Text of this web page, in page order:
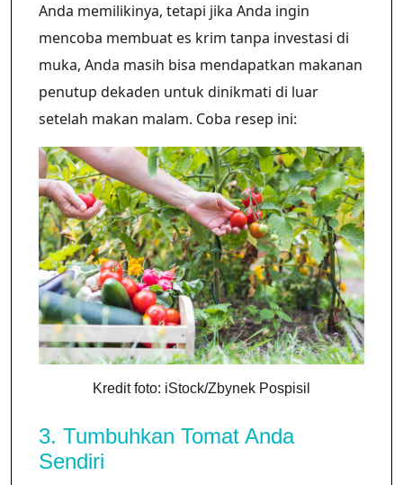
Anda memilikinya, tetapi jika Anda ingin
mencoba membuat es krim tanpa investasi di
muka, Anda masih bisa mendapatkan makanan
penutup dekaden untuk dinikmati di luar
setelah makan malam. Coba resep ini:
Kredit foto: iStock/Zbynek Pospisil
3. Tumbuhkan Tomat Anda
Sendiri